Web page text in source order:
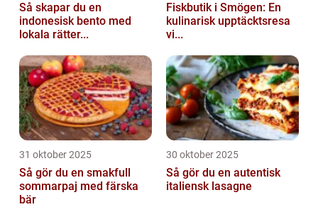
Så skapar du en
indonesisk bento med
lokala rätter...
Fiskbutik i Smögen: En
kulinarisk upptäcktsresa
vi...
31 oktober 2025
Så gör du en smakfull
sommarpaj med färska
bär
30 oktober 2025
Så gör du en autentisk
italiensk lasagne